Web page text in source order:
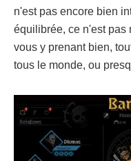
n'est pas encore bien
équilibrée, ce n'est pas
vous y prenant bien,
tous le monde, ou